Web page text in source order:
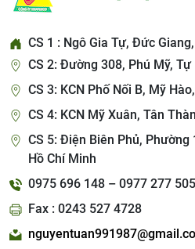
CS 1 : Ngô Gia Tự, Đức
CS 2: Đường 308, Phú Mỹ,
CS 3: KCN Phố Nối B, Mỹ
CS 4: KCN Mỹ Xuân, Tân
CS 5: Điện Biên Phủ, Phường
Hồ Chí Minh
0975 696 148 – 0977 277 505
Fax : 0243 527 4728